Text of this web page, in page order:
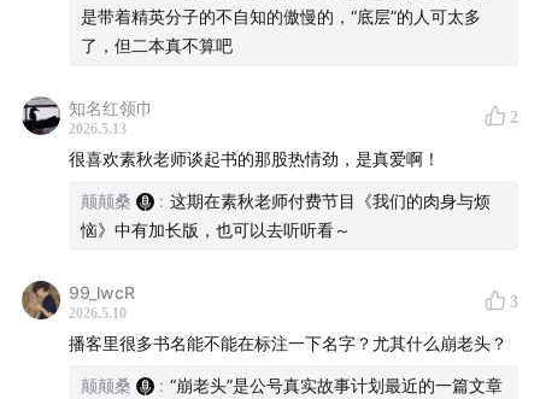
何伟；《普林斯顿的写作课》
提到的游戏：《荒野大镖客》
是带着精英分子的不自知的傲慢的，“底层”的人可太多
了，但二本真不算吧
知名红领巾
2026.5.13
2
很喜欢素秋老师谈起书的那股热情劲，是真爱啊！
颠颠桑 : 这期在素秋老师付费节目《我们的肉身与烦
恼》中有加长版，也可以去听听看～
99_lwcR
2026.5.10
3
播客里很多书名能不能在标注一下名字？尤其什么崩老头？
颠颠桑 : “崩老头”是公号真实故事计划最近的一篇文章